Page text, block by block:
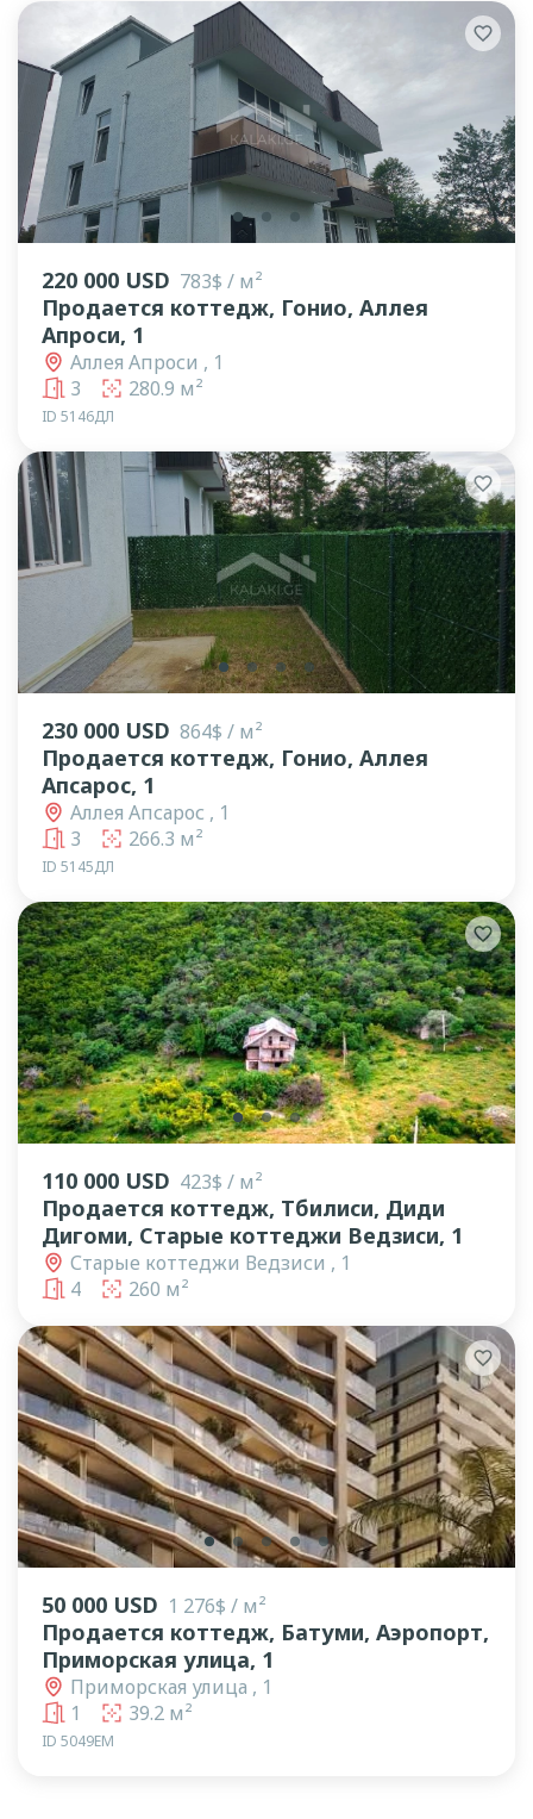
lens lens lens
220 000 USD 783$ / м²
Продается коттедж, Гонио, Аллея
Апроси, 1
Аллея Апроси , 1
3
280.9 м²
ID 5146ДЛ
lens lens lens lens
230 000 USD 864$ / м²
Продается коттедж, Гонио, Аллея
Апсарос, 1
Аллея Апсарос , 1
3
266.3 м²
ID 5145ДЛ
lens lens lens
110 000 USD 423$ / м²
Продается коттедж, Тбилиси, Диди
Дигоми, Старые коттеджи Ведзиси, 1
Старые коттеджи Ведзиси , 1
4
260 м²
lens lens lens lens lens
50 000 USD 1 276$ / м²
Продается коттедж, Батуми, Аэропорт,
Приморская улица, 1
Приморская улица , 1
1
39.2 м²
ID 5049ЕМ